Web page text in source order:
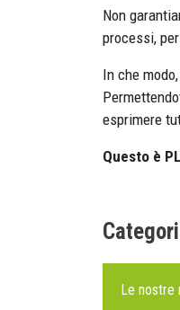
Non
processi,
In che
esprimere
Questo è
Le nostre